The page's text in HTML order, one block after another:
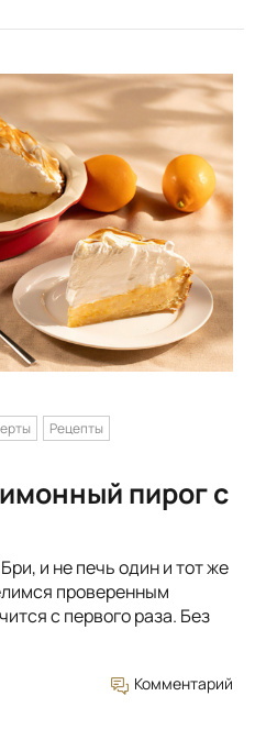
Рецепты
пирог с
и не печь один и тот же
проверенным
с первого раза. Без
Комментарий